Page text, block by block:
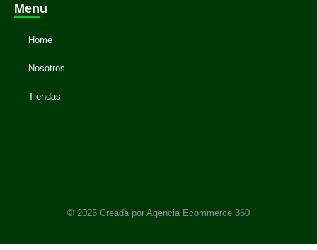
Menu
Home
Nosotros
Tiendas
© 2025 Creada por Agencia Ecommerce 360